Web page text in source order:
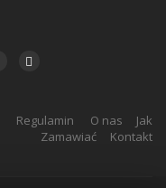
Regulamin O nas
Jak
Zamawiać
Kontakt